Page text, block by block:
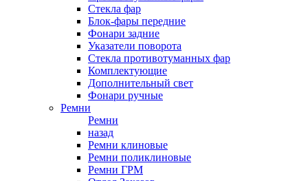
Стекла фар
Блок-фары передние
Фонари задние
Указатели поворота
Стекла противотуманных фар
Комплектующие
Дополнительный свет
Фонари ручные
Ремни
Ремни
назад
Ремни клиновые
Ремни поликлиновые
Ремни ГРМ